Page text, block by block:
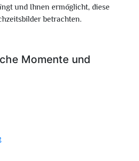
und Ihnen ermöglicht, diese
betrachten.
Momente und